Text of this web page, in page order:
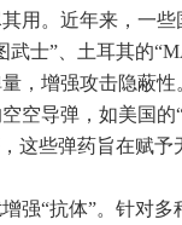
用。近年来，一
武士”、土耳其的
，增强攻击隐蔽
空导弹，如美国的
这些弹药旨在赋
强“抗体”。针对